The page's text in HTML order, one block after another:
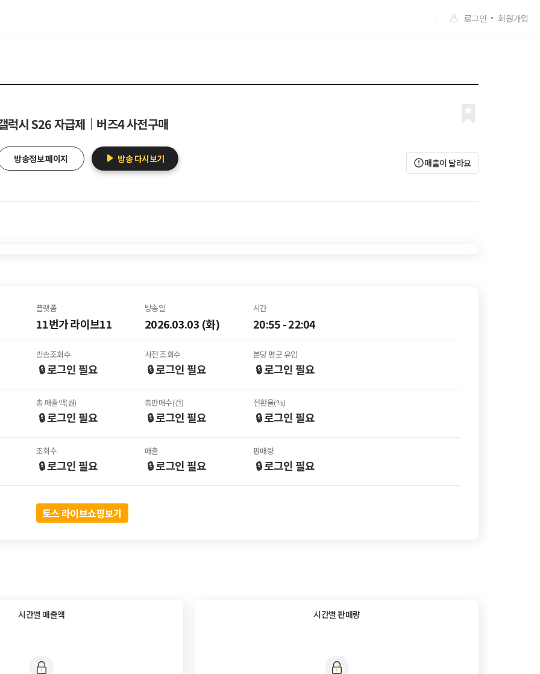
로그인 회원가입
럭시 S26 자급제｜버즈4 사전구매
방송정보 페이지 방송 다시보기 매출이 달라요
플랫폼
11번가 라이브11
방송일
2026.03.03 (화)
시간
20:55 - 22:04
방송조회수
🔒 로그인 필요
사전 조회수
🔒 로그인 필요
분당 평균 유입
🔒 로그인 필요
총 매출액(원)
🔒 로그인 필요
총판매수(건)
🔒 로그인 필요
전환율(%)
🔒 로그인 필요
조회수
🔒 로그인 필요
매출
🔒 로그인 필요
판매량
🔒 로그인 필요
토스 라이브쇼핑보기
시간별 매출액 시간별 판매량